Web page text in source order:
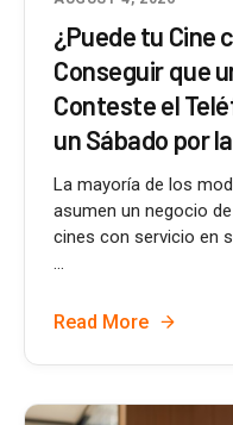
¿Puede tu Cine
Conseguir que
Conteste el
un Sábado por
La mayoría de los
asumen un negocio
cines con servicio en
...
Read More